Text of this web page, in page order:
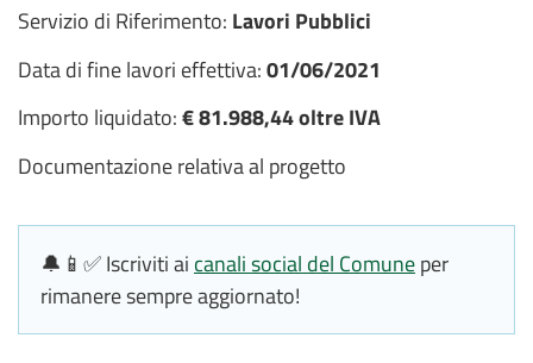
Servizio di Riferimento: Lavori Pubblici
Data di fine lavori effettiva:01/06/2021
Importo liquidato:€ 81.988,44 oltre IVA
Documentazione relativa al progetto
🔔📱✅ Iscriviti ai canali social del Comuneper
rimanere sempre aggiornato!